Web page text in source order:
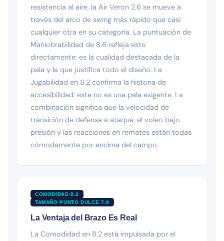
resistencia al aire, la Air Veron 2.6 se mueve a
través del arco de swing más rápido que casi
cualquier otra en su categoría. La puntuación de
Maniobrabilidad de 8.6 refleja esto
directamente: es la cualidad destacada de la
pala y la que justifica todo el diseño. La
Jugabilidad en 8.2 confirma la historia de
accesibilidad: esta no es una pala exigente. La
combinación significa que la velocidad de
transición de defensa a ataque, el voleo bajo
presión y las reacciones en remates están todas
cómodamente por encima del campo.
COMODIDAD 8.2
TAMAÑO PUNTO DULCE 7.8
La Ventaja del Brazo Es Real
La Comodidad en 8.2 está impulsada por el